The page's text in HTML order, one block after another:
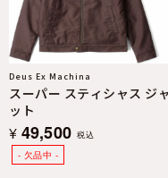
Deus Ex Machina
スーパー スティシャス ジ
ット
¥ 49,500 税込